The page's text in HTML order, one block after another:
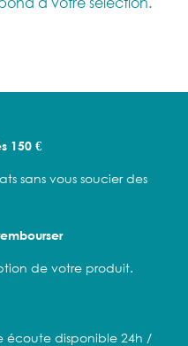
150 €
sans vous soucier des
de votre produit.
écoute disponible 24h /